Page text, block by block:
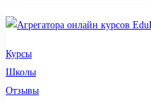
Курсы
Школы
Отзывы